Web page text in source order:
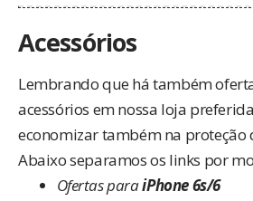
Acessórios
Lembrando que há também
acessórios em nossa loja preferida
economizar também na proteção
Abaixo separamos os links por
Ofertas paraiPhone 6s/6